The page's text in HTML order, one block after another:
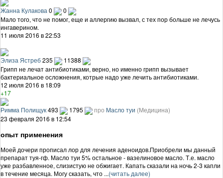
Жанна Кулакова0
0
Мало того, что не помог, еще и аллергию вызвал, с тех пор больше не лечусь
ингаверином.
11 июля 2016 в 22:53
Элиза Ястреб235
11388
Грипп не лечат антибиотиками, верно, но именно грипп вызывает
бактериальное осложнения, котрые надо уже лечить антибиотиками.
12 июля 2016 в 18:09
+17
Римма Полищук493 1795 про Масло туи (Медицина)
23 февраля 2016 в 12:54
опыт применения
Моей дочери прописал лор для лечения аденоидов.Приобрели мы данный
препарат туя-гф. Масло туи 5% остальное - вазелиновое масло. Т.е. масло
уже разбавленное, слизистую не обжигает. Капать сказали на ночь 2-3 капли
в течение месяца. Могу сказать, что ...(читать далее)